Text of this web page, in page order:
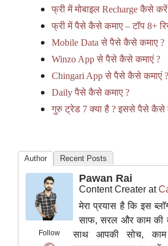
फ्री में मोबाइल Recharge कैसे
फ्री में पैसे कैसे कमाए – टॉप 8+
Mobile Data से पैसे कैसे कमाए ?
Winzo App से पैसे कैसे कमाएं ?
Chingari App से पैसे कैसे कमाएं ?
Daily पैसे कैसे कमाए ?
गुरु ट्रेड 7 क्या है ? इससे पैसे कैसे
Author Recent Posts
Follow
Pawan Rai
Content Creater at
मेरा प्रयास है कि इस
साफ, सरल और काम की
साथ आपकी सोच,